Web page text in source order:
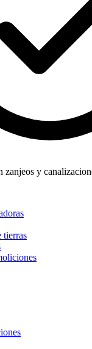
zanjeos y
tierras